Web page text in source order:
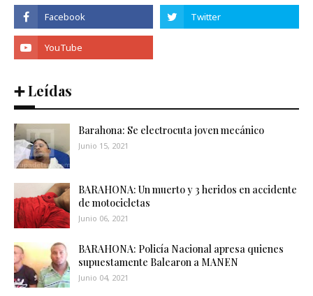
➕ Leídas
Barahona: Se electrocuta joven mecánico
Junio 15, 2021
BARAHONA: Un muerto y 3 heridos en accidente
de motocicletas
Junio 06, 2021
BARAHONA: Policía Nacional apresa quienes
supuestamente Balearon a MANEN
Junio 04, 2021